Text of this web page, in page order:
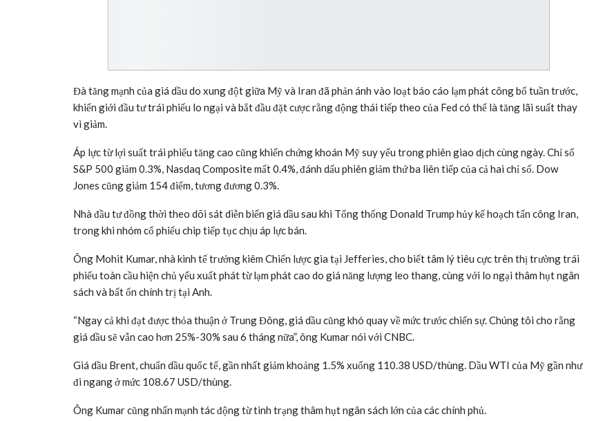
Đà tăng mạnh của giá dầu do xung đột giữa Mỹ và Iran đã phản ánh vào loạt báo cáo lạm phát công bố tuần trước,
khiến giới đầu tư trái phiếu lo ngại và bắt đầu đặt cược rằng động thái tiếp theo của Fed có thể là tăng lãi suất thay
vì giảm.
Áp lực từ lợi suất trái phiếu tăng cao cũng khiến chứng khoán Mỹ suy yếu trong phiên giao dịch cùng ngày. Chỉ số
S&P 500 giảm 0.3%, Nasdaq Composite mất 0.4%, đánh dấu phiên giảm thứ ba liên tiếp của cả hai chỉ số. Dow
Jones cũng giảm 154 điểm, tương đương 0.3%.
Nhà đầu tư đồng thời theo dõi sát diễn biến giá dầu sau khi Tổng thống Donald Trump hủy kế hoạch tấn công Iran,
trong khi nhóm cổ phiếu chip tiếp tục chịu áp lực bán.
Ông Mohit Kumar, nhà kinh tế trưởng kiêm Chiến lược gia tại Jefferies, cho biết tâm lý tiêu cực trên thị trường trái
phiếu toàn cầu hiện chủ yếu xuất phát từ lạm phát cao do giá năng lượng leo thang, cùng với lo ngại thâm hụt ngân
sách và bất ổn chính trị tại Anh.
“Ngay cả khi đạt được thỏa thuận ở Trung Đông, giá dầu cũng khó quay về mức trước chiến sự. Chúng tôi cho rằng
giá dầu sẽ vẫn cao hơn 25%-30% sau 6 tháng nữa”, ông Kumar nói với CNBC.
Giá dầu Brent, chuẩn dầu quốc tế, gần nhất giảm khoảng 1.5% xuống 110.38 USD/thùng. Dầu WTI của Mỹ gần như
đi ngang ở mức 108.67 USD/thùng.
Ông Kumar cũng nhấn mạnh tác động từ tình trạng thâm hụt ngân sách lớn của các chính phủ.